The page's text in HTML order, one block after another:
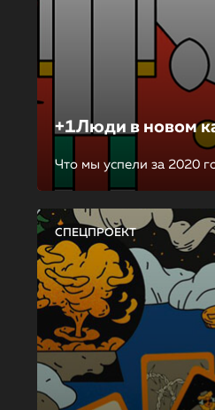
+1Люди в новом
Что мы успели за 2020
СПЕЦПРОЕКТ